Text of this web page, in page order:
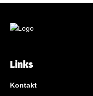
Links
Kontakt